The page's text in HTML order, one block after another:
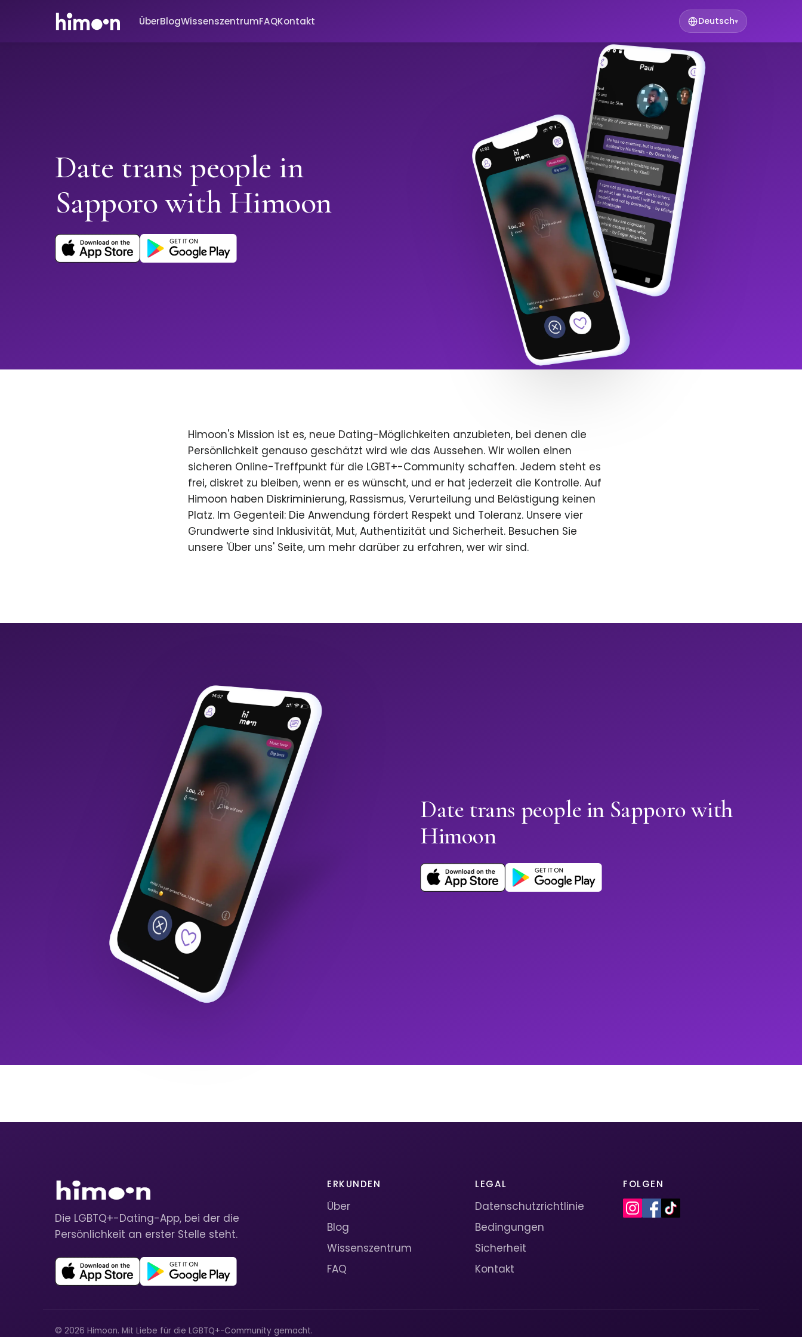
ÜberBlogWissenszentrumFAQKontakt Deutsch▾
Date trans people in
Sapporo with Himoon
Himoon's Mission ist es, neue Dating-Möglichkeiten anzubieten, bei denen die
Persönlichkeit genauso geschätzt wird wie das Aussehen. Wir wollen einen
sicheren Online-Treffpunkt für die LGBT+-Community schaffen. Jedem steht es
frei, diskret zu bleiben, wenn er es wünscht, und er hat jederzeit die Kontrolle. Auf
Himoon haben Diskriminierung, Rassismus, Verurteilung und Belästigung keinen
Platz. Im Gegenteil: Die Anwendung fördert Respekt und Toleranz. Unsere vier
Grundwerte sind Inklusivität, Mut, Authentizität und Sicherheit. Besuchen Sie
unsere 'Über uns' Seite, um mehr darüber zu erfahren, wer wir sind.
Date trans people in Sapporo with
Himoon
Die LGBTQ+-Dating-App, bei der die
Persönlichkeit an erster Stelle steht.
ERKUNDEN
Über
Blog
Wissenszentrum
FAQ
LEGAL
Datenschutzrichtlinie
Bedingungen
Sicherheit
Kontakt
FOLGEN
© 2026 Himoon. Mit Liebe für die LGBTQ+-Community gemacht.